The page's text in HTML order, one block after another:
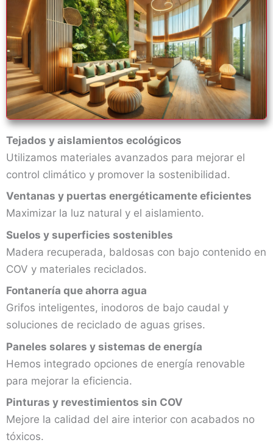
Tejados y aislamientos ecológicos
Utilizamos materiales avanzados para mejorar el
control climático y promover la sostenibilidad.
Ventanas y puertas energéticamente eficientes
Maximizar la luz natural y el aislamiento.
Suelos y superficies sostenibles
Madera recuperada, baldosas con bajo contenido en
COV y materiales reciclados.
Fontanería que ahorra agua
Grifos inteligentes, inodoros de bajo caudal y
soluciones de reciclado de aguas grises.
Paneles solares y sistemas de energía
Hemos integrado opciones de energía renovable
para mejorar la eficiencia.
Pinturas y revestimientos sin COV
Mejore la calidad del aire interior con acabados no
tóxicos.